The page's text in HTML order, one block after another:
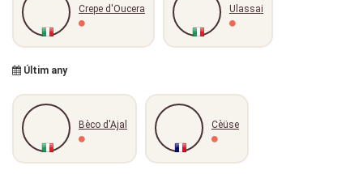
Crepe d'Oucera Ulassai
Últim any
Bèco d'Ajal Cèüse